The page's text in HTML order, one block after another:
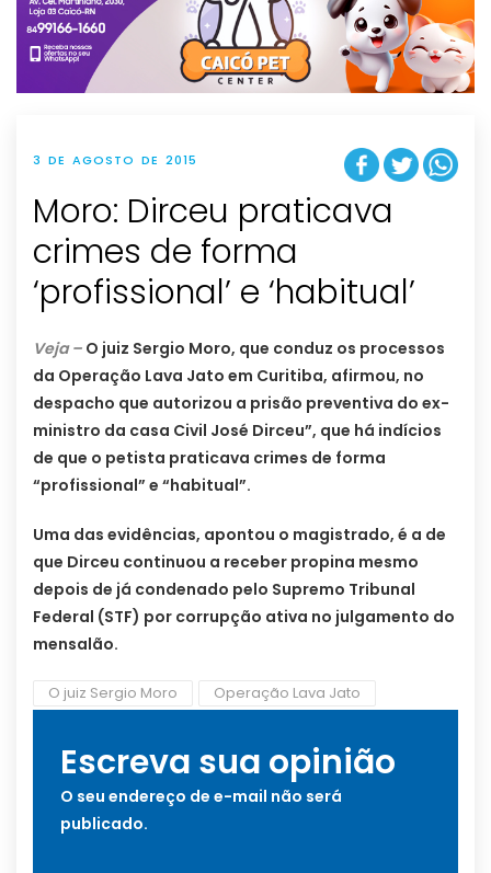
t
i
o
n
3 DE AGOSTO DE 2015
Moro: Dirceu praticava
crimes de forma
‘profissional’ e ‘habitual’
Veja – O juiz Sergio Moro, que conduz os processos
da Operação Lava Jato em Curitiba, afirmou, no
despacho que autorizou a prisão preventiva do ex-
ministro da casa Civil José Dirceu”, que há indícios
de que o petista praticava crimes de forma
“profissional” e “habitual”.
Uma das evidências, apontou o magistrado, é a de
que Dirceu continuou a receber propina mesmo
depois de já condenado pelo Supremo Tribunal
Federal (STF) por corrupção ativa no julgamento do
mensalão.
O juiz Sergio Moro Operação Lava Jato
Escreva sua opinião
O seu endereço de e-mail não será
publicado.